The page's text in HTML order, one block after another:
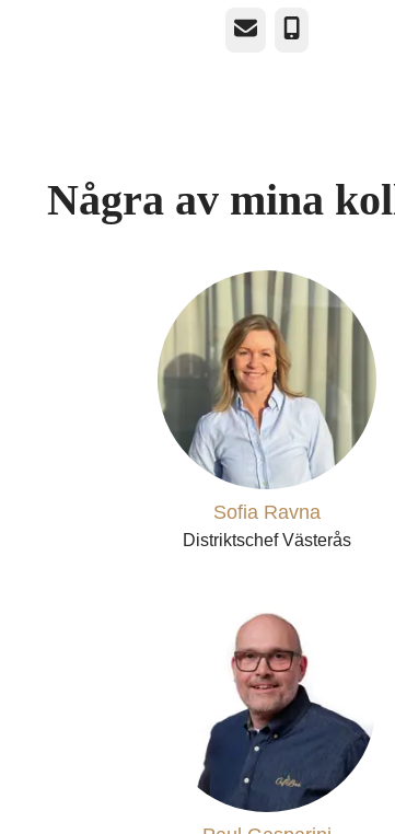
E-post
Några av mina
Sofia Ravna
Distriktschef Västerås